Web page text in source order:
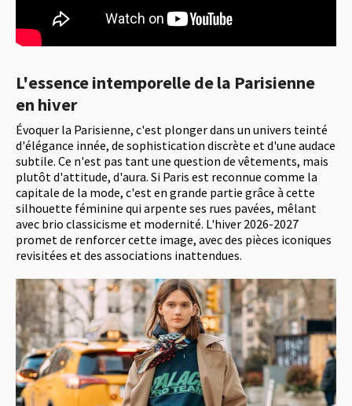
L'essence intemporelle de la Parisienne
en hiver
Évoquer la Parisienne, c'est plonger dans un univers teinté
d'élégance innée, de sophistication discrète et d'une audace
subtile. Ce n'est pas tant une question de vêtements, mais
plutôt d'attitude, d'aura. Si Paris est reconnue comme la
capitale de la mode, c'est en grande partie grâce à cette
silhouette féminine qui arpente ses rues pavées, mêlant
avec brio classicisme et modernité. L'hiver 2026-2027
promet de renforcer cette image, avec des pièces iconiques
revisitées et des associations inattendues.